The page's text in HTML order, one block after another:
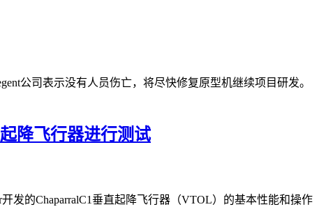
公司表示没有人员伤亡，将尽快修复原型机继续项目研发。
降飞行器进行测试
的ChaparralC1垂直起降飞行器（VTOL）的基本性能和操作